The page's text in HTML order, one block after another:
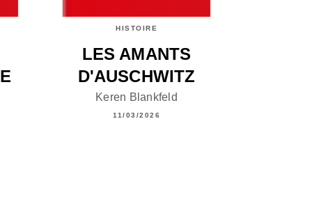
HISTOIRE
LES AMANTS
D'AUSCHWITZ
Keren Blankfeld
11/03/2026